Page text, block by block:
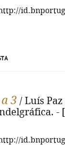
3 / Luís Paz
-